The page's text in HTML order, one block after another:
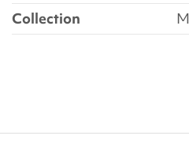
Collection